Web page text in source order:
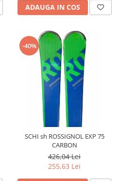
ADAUGA IN COS
-40%
SCHI sh ROSSIGNOL EXP 75
CARBON
426,04 Lei
255,63 Lei